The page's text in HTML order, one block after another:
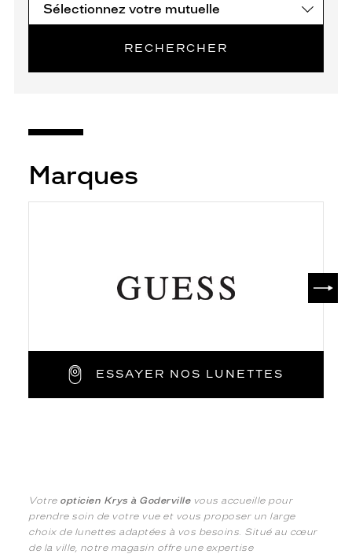
RECHERCHER
Marques
ESSAYER NOS LUNETTES
Votre opticien Krys à Godervillevous accueille pour
prendre soin de votre vue et vous proposer un large
choix de lunettes adaptées à vos besoins. Situé au cœur
de la ville, notre magasin offre une expertise